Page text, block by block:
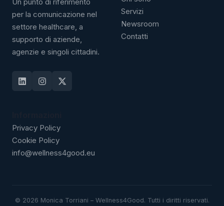
per la comunicazione nel
settore healthcare, a
supporto di aziende,
agenzie e singoli cittadini.
Servizi
Newsroom
Contatti
Privacy Policy
Cookie Policy
info@wellness4good.eu
© 2026 Monica Torriani – Wellness4Good. Tutti i diritti riservati.